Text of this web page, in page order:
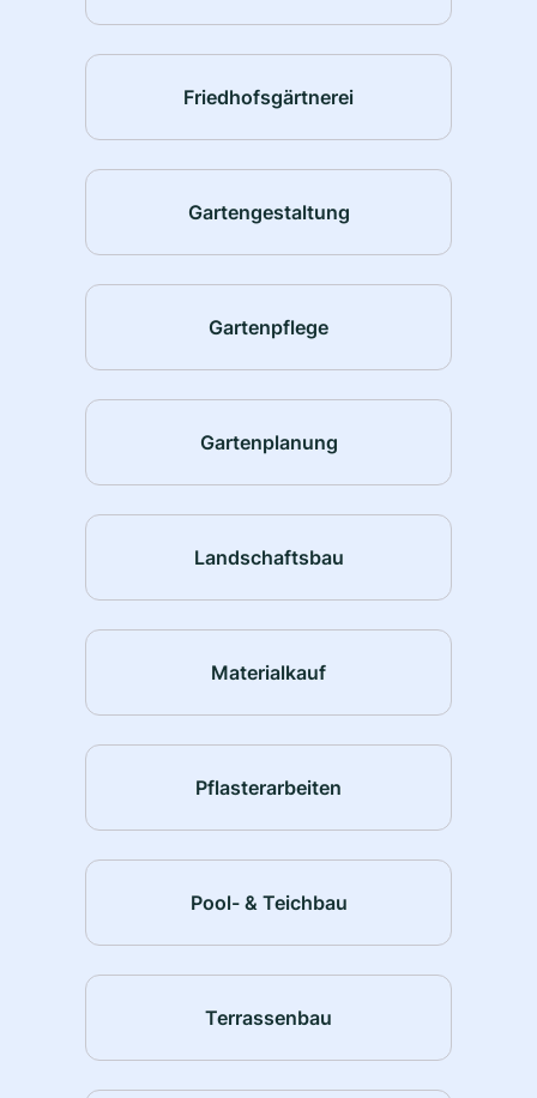
Friedhofsgärtnerei
Gartengestaltung
Gartenpflege
Gartenplanung
Landschaftsbau
Materialkauf
Pflasterarbeiten
Pool- & Teichbau
Terrassenbau